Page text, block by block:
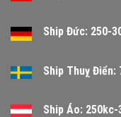
Ship Đức: 250-
Ship Thuỵ Điển:
Ship Áo: